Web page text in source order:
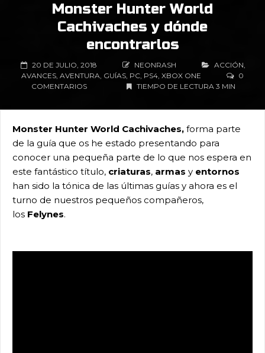
Monster Hunter World
Cachivaches y dónde
encontrarlos
20 DE JULIO, 2018 NEONRASH ACCIÓN,
AVANCES, AVENTURA, GUÍAS, PC, PS4, XBOX ONE
TIEMPO DE LECTURA 3 MIN
0
COMENTARIOS
Monster Hunter World Cachivaches, forma parte
de la guía que os he estado presentando para
conocer una pequeña parte de lo que nos espera en
este fantástico título, criaturas, armas y entornos
han sido la tónica de las últimas guías y ahora es el
turno de nuestros pequeños compañeros,
los Felynes.